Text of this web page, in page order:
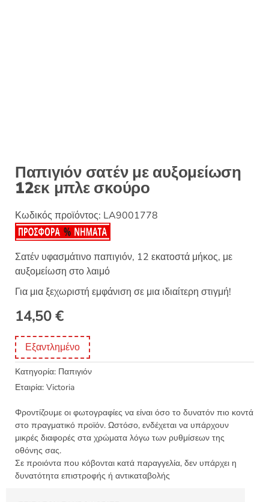
Παπιγιόν σατέν με αυξομείωση
12εκ μπλε σκούρο
Κωδικός προϊόντος: LA9001778
Σατέν υφασμάτινο παπιγιόν, 12 εκατοστά μήκος, με
αυξομείωση στο λαιμό
Για μια ξεχωριστή εμφάνιση σε μια ιδιαίτερη στιγμή!
14,50€
Εξαντλημένο
Κατηγορία: Παπιγιόν
Εταιρία: Victoria
Φροντίζουμε οι φωτογραφίες να είναι όσο το δυνατόν πιο κοντά
στο πραγματικό προϊόν. Ωστόσο, ενδέχεται να υπάρχουν
μικρές διαφορές στα χρώματα λόγω των ρυθμίσεων της
οθόνης σας.
Σε προιόντα που κόβονται κατά παραγγελία, δεν υπάρχει η
δυνατότητα επιστροφής ή αντικαταβολής